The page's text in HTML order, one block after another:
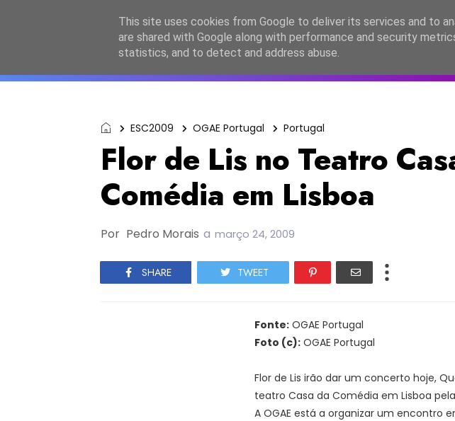
ESC2027 JESC2026 FC2026 EASC2026
ESC2009 OGAE Portugal Portugal
Flor de Lis no Teatro
Comédia em Lisboa
Por Pedro Morais a março 24, 2009
SHARE TWEET
Fonte: OGAE Portugal
Foto (c): OGAE Portugal
Flor de Lis irão dar um concerto hoje,
teatro Casa da Comédia em Lisboa
A OGAE está a organizar um encontro
This site uses cookies from Google to deliver its services and to
are shared with Google along with performance and security
statistics, and to detect and address abuse.